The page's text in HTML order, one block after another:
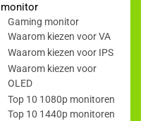
monitor
Gaming monitor
Waarom kiezen voor VA
Waarom kiezen voor IPS
Waarom kiezen voor
OLED
Top 10 1080p monitoren
Top 10 1440p monitoren